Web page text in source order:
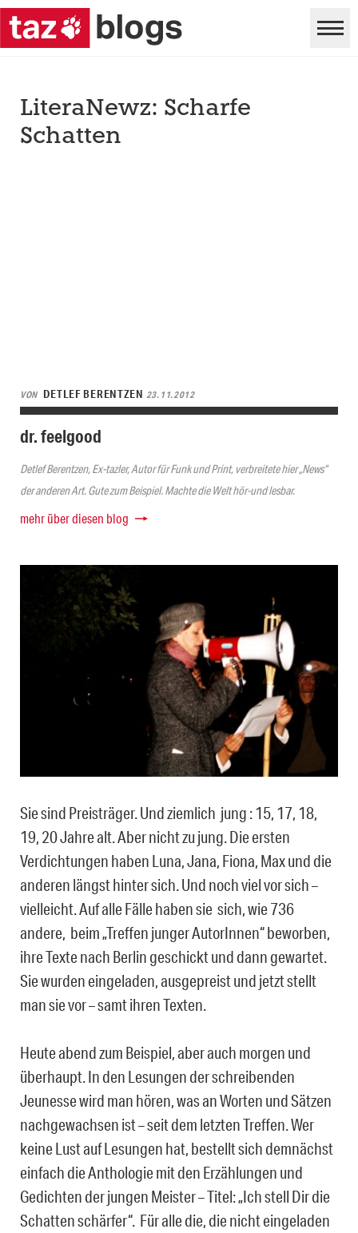
LiteraNewz: Scharfe
Schatten
VON DETLEF BERENTZEN 23.11.2012
dr. feelgood
Detlef Berentzen, Ex-tazler, Autor für Funk und Print, verbreitete hier „News“
der anderen Art. Gute zum Beispiel. Machte die Welt hör-und lesbar.
mehr über diesen blog
Sie sind Preisträger. Und ziemlich jung : 15, 17, 18,
19, 20 Jahre alt. Aber nicht zu jung. Die ersten
Verdichtungen haben Luna, Jana, Fiona, Max und die
anderen längst hinter sich. Und noch viel vor sich –
vielleicht. Auf alle Fälle haben sie sich, wie 736
andere, beim „Treffen junger AutorInnen“ beworben,
ihre Texte nach Berlin geschickt und dann gewartet.
Sie wurden eingeladen, ausgepreist und jetzt stellt
man sie vor – samt ihren Texten.
Heute abend zum Beispiel, aber auch morgen und
überhaupt. In den Lesungen der schreibenden
Jeunesse wird man hören, was an Worten und Sätzen
nachgewachsen ist – seit dem letzten Treffen. Wer
keine Lust auf Lesungen hat, bestellt sich demnächst
einfach die Anthologie mit den Erzählungen und
Gedichten der jungen Meister – Titel: „Ich stell Dir die
Schatten schärfer“. Für alle die, die nicht eingeladen